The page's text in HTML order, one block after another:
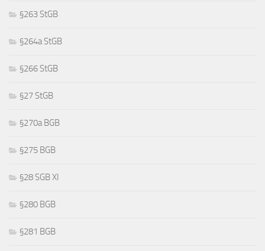
§263 StGB
§264a StGB
§266 StGB
§27 StGB
§270a BGB
§275 BGB
§28 SGB XI
§280 BGB
§281 BGB